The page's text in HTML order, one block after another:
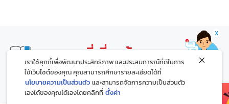
บทความที่เกี่ยวข้อง
X
เราใช้คุกกี้เพื่อพัฒนาประสิทธิภาพ และประสบการณ์ที่ดีในการ
ใช้เว็บไซต์ของคุณ คุณสามารถศึกษารายละเอียดได้ที่
นโยบายความเป็นส่วนตัว และสามารถจัดการความเป็นส่วนตัว
เองได้ของคุณได้เองโดยคลิกที่ ตั้งค่า